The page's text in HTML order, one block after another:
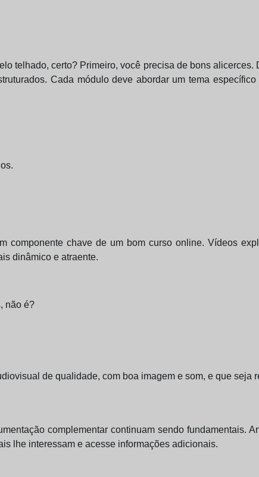
telhado, certo? Primeiro, você precisa de bons alicerces.
Cada módulo deve abordar um tema
chave de um bom curso online. Vídeos
dinâmico e atraente.
não é?
de qualidade, com boa imagem e som, e que seja
complementar continuam sendo fundamentais.
lhe interessam e acesse informações adicionais.